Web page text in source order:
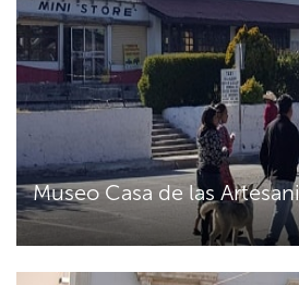
Museo Casa de las